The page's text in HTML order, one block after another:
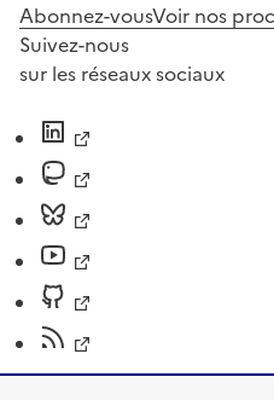
Abonnez-vousVoir nos
Suivez-nous
sur les réseaux sociaux